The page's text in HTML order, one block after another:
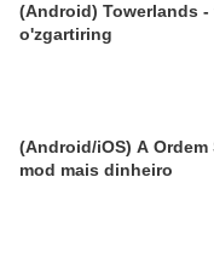
(Android) Towerlands
o'zgartiring
(Android/iOS) A
mod mais dinheiro